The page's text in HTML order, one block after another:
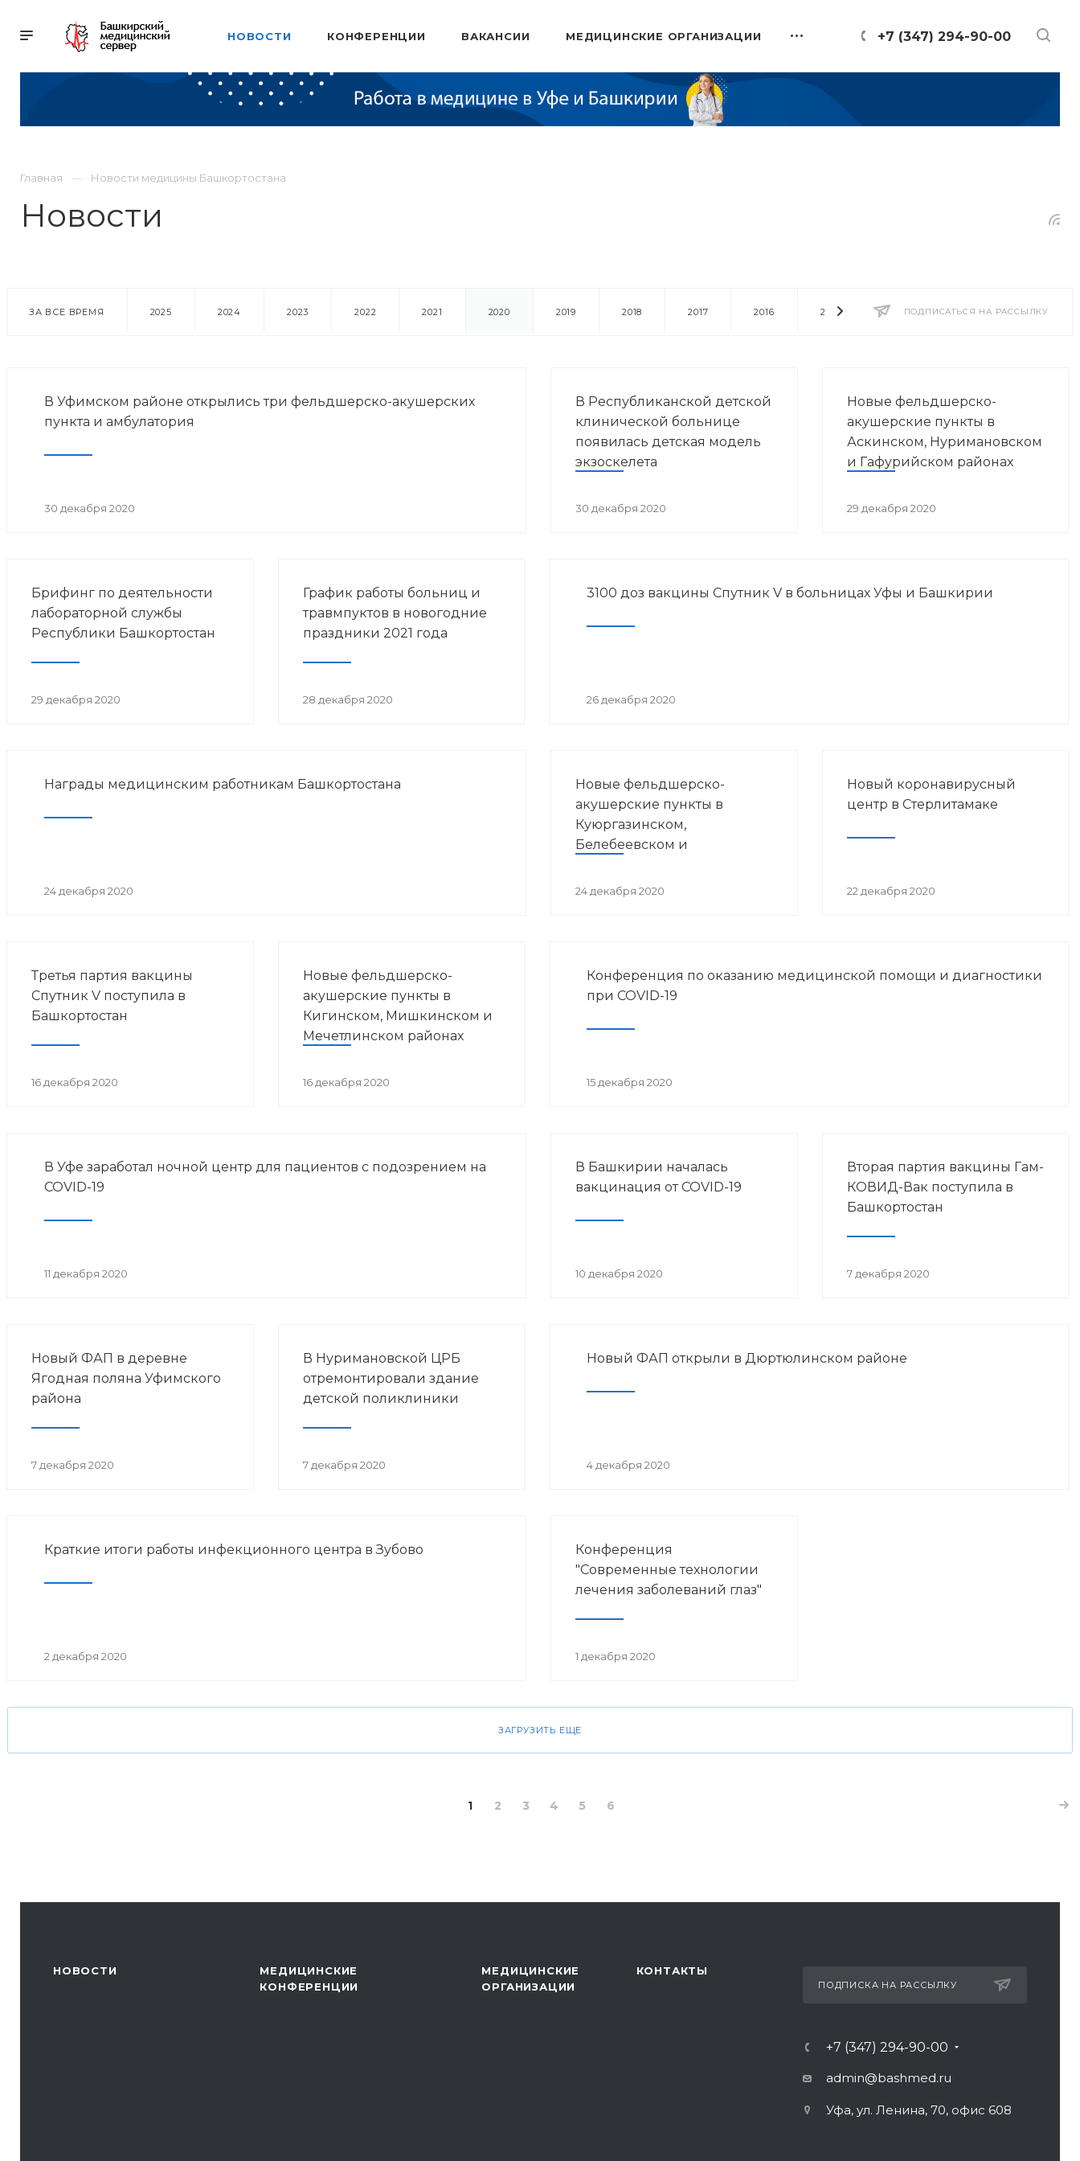
+7 (347) 294-90-00
НОВОСТИ КОНФЕРЕНЦИИ ВАКАНСИИ МЕДИЦИНСКИЕ ОРГАНИЗАЦИИ
Главная Новости медицины Башкортостана
Новости
ПОДПИСАТЬСЯ НА РАССЫЛКУ
ЗА ВСЕ ВРЕМЯ 2025 2024 2023 2022 2021 2020 2019 2018 2017 2016 2014 2013 2012 2011
В Уфимском районе открылись три фельдшерско-акушерских
пункта и амбулатория
30 декабря 2020
В Республиканской детской
клинической больнице
появилась детская модель
экзоскелета
30 декабря 2020
Новые фельдшерско-
акушерские пункты в
Аскинском, Нуримановском
и Гафурийском районах
29 декабря 2020
Брифинг по деятельности
лабораторной службы
Республики Башкортостан
29 декабря 2020
График работы больниц и
травмпуктов в новогодние
праздники 2021 года
28 декабря 2020
3100 доз вакцины Спутник V в больницах Уфы и Башкирии
26 декабря 2020
Награды медицинским работникам Башкортостана
24 декабря 2020
Новые фельдшерско-
акушерские пункты в
Куюргазинском,
Белебеевском и
24 декабря 2020
Новый коронавирусный
центр в Стерлитамаке
22 декабря 2020
Третья партия вакцины
Спутник V поступила в
Башкортостан
16 декабря 2020
Новые фельдшерско-
акушерские пункты в
Кигинском, Мишкинском и
Мечетлинском районах
16 декабря 2020
Конференция по оказанию медицинской помощи и диагностики
при COVID-19
15 декабря 2020
В Уфе заработал ночной центр для пациентов с подозрением на
COVID-19
11 декабря 2020
В Башкирии началась
вакцинация от COVID-19
10 декабря 2020
Вторая партия вакцины Гам-
КОВИД-Вак поступила в
Башкортостан
7 декабря 2020
Новый ФАП в деревне
Ягодная поляна Уфимского
района
7 декабря 2020
В Нуримановской ЦРБ
отремонтировали здание
детской поликлиники
7 декабря 2020
Новый ФАП открыли в Дюртюлинском районе
4 декабря 2020
Краткие итоги работы инфекционного центра в Зубово
2 декабря 2020
Конференция
"Современные технологии
лечения заболеваний глаз"
1 декабря 2020
ЗАГРУЗИТЬ ЕЩЕ
1 2 3 4 5 6
НОВОСТИ
МЕДИЦИНСКИЕ
КОНФЕРЕНЦИИ
МЕДИЦИНСКИЕ
ОРГАНИЗАЦИИ
КОНТАКТЫ
ПОДПИСКА НА РАССЫЛКУ
+7 (347) 294-90-00
admin@bashmed.ru
Уфа, ул. Ленина, 70, офис 608